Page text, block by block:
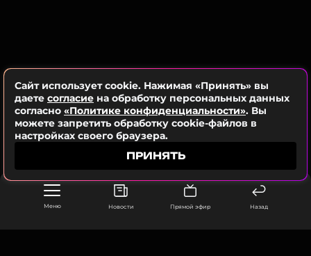
Меню Новости Прямой эфир Назад
Сайт использует cookie. Нажимая «Принять» вы
даете согласие на обработку персональных данных
согласно «Политике конфиденциальности». Вы
можете запретить обработку cookie-файлов в
настройках своего браузера.
ПРИНЯТЬ